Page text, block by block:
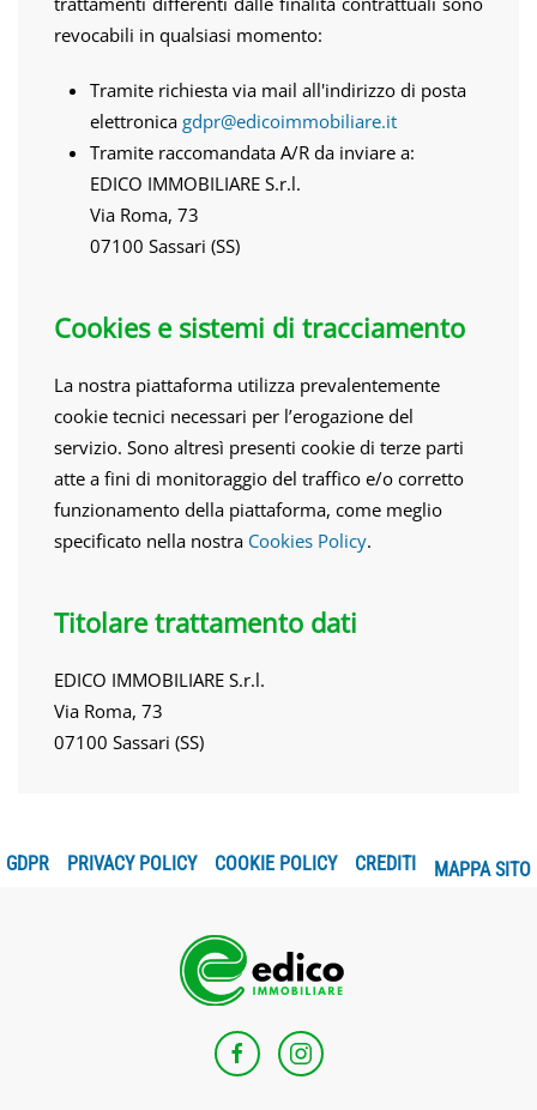
revocabili in qualsiasi momento:
Tramite richiesta via mail all'indirizzo di posta
elettronica gdpr@edicoimmobiliare.it
Tramite raccomandata A/R da inviare a:
EDICO IMMOBILIARE S.r.l.
Via Roma, 73
07100 Sassari (SS)
Cookies e sistemi di tracciamento
La nostra piattaforma utilizza prevalentemente
cookie tecnici necessari per l’erogazione del
servizio. Sono altresì presenti cookie di terze parti
atte a fini di monitoraggio del traffico e/o corretto
funzionamento della piattaforma, come meglio
specificato nella nostra Cookies Policy.
Titolare trattamento dati
EDICO IMMOBILIARE S.r.l.
Via Roma, 73
07100 Sassari (SS)
GDPR PRIVACY POLICY COOKIE POLICY CREDITI MAPPA SITO